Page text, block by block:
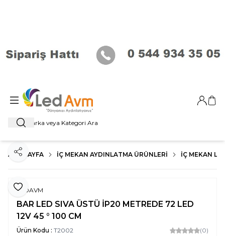
Ara
Giriş
ANA SAYFA İÇ MEKAN AYDINLATMA ÜRÜNLERI İÇ MEKAN
Favoriye Ekle
Paylaş
LEDAVM
BAR LED SIVA ÜSTÜ İP20 METREDE 72 LED
12V 45 ° 100 CM
Ürün Kodu : T2002 (0)